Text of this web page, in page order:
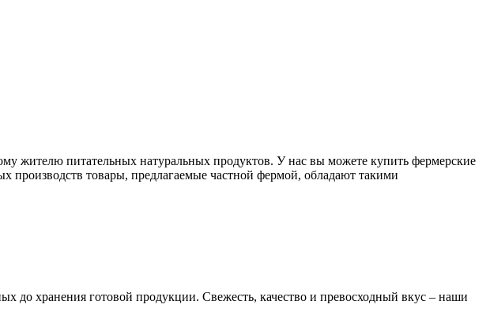
жителю питательных натуральных продуктов. У нас вы можете купить фермерские
товары, предлагаемые частной фермой, обладают такими
до хранения готовой продукции. Свежесть, качество и превосходный вкус – наши